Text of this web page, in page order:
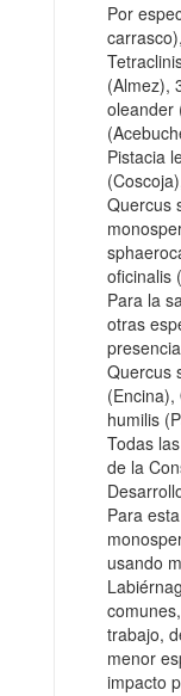
Por
(Almez),
oleander
Pistacia
Quercus
oficinalis
Para la
otras
Quercus
humilis
Todas
de la
Para
usando
trabajo,
menor
impacto